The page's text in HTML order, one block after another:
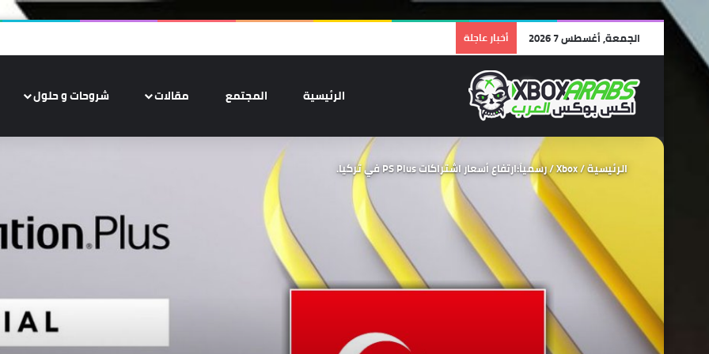
الجمعة, أغسطس 7 2026 أخبار عاجلة
الرئيسية المجتمع مقالات شروحات و حلول
الرئيسية/
Xbox
/رسمياً:ارتفاع أسعار اشتراكات PS Plus في تركيا.